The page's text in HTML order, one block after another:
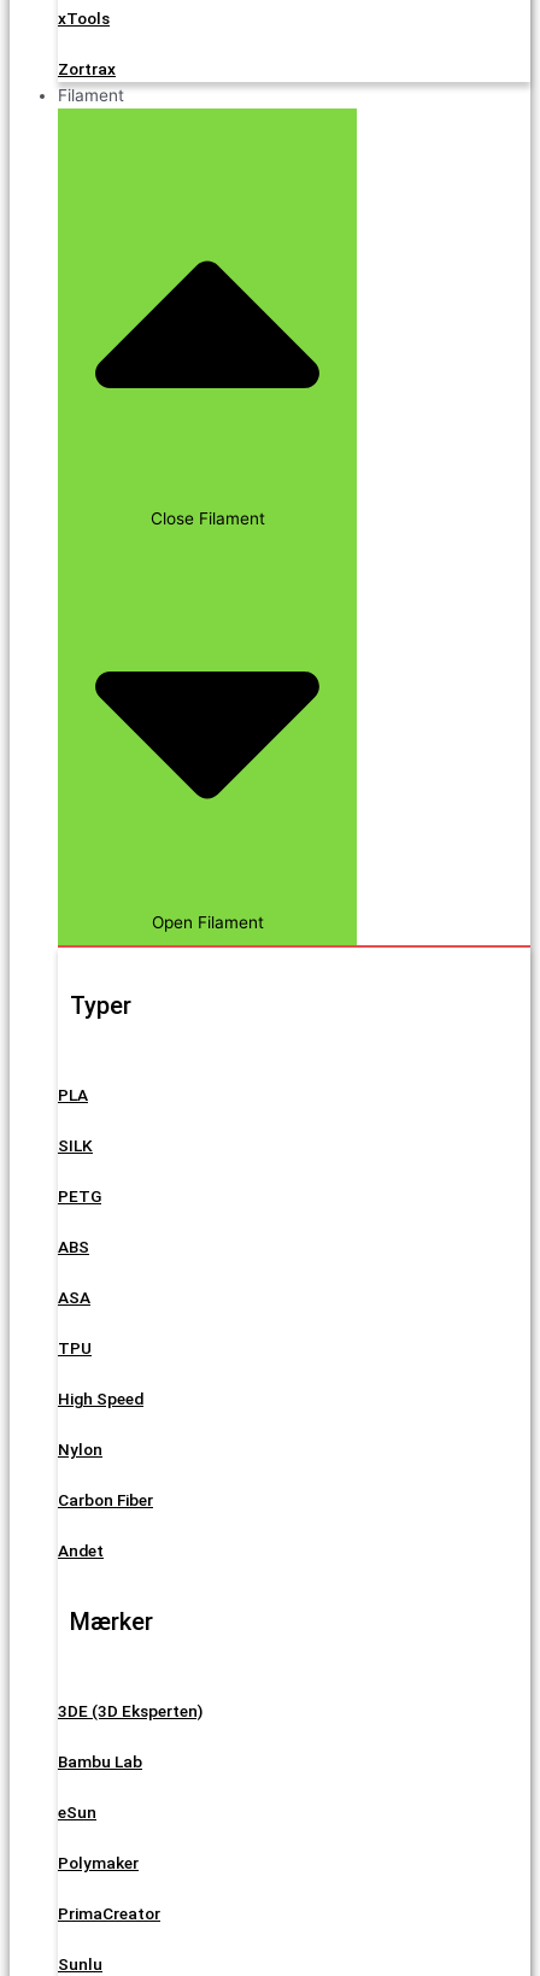
xTools
Zortrax
Filament
Close Filament
Open Filament
Typer
PLA
SILK
PETG
ABS
ASA
TPU
High Speed
Nylon
Carbon Fiber
Andet
Mærker
3DE (3D Eksperten)
Bambu Lab
eSun
Polymaker
PrimaCreator
Sunlu